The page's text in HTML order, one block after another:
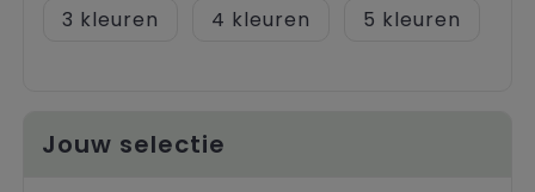
3
4 5
Jouw selectie